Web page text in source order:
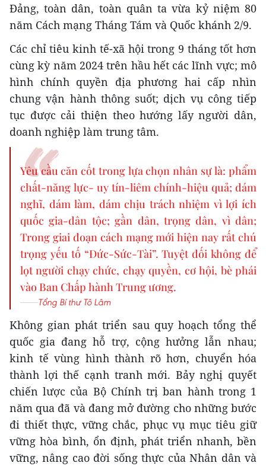
Đảng, toàn dân, toàn quân ta vừa kỷ niệm 80
năm Cách mạng Tháng Tám và Quốc khánh 2/9.
Các chỉ tiêu kinh tế-xã hội trong 9 tháng tốt hơn
cùng kỳ năm 2024 trên hầu hết các lĩnh vực; mô
hình chính quyền địa phương hai cấp nhìn
chung vận hành thông suốt; dịch vụ công tiếp
tục được cải thiện theo hướng lấy người dân,
doanh nghiệp làm trung tâm.
Yêu cầu căn cốt trong lựa chọn nhân sự là: phẩm
chất-năng lực- uy tín-liêm chính-hiệu quả; dám
nghĩ, dám làm, dám chịu trách nhiệm vì lợi ích
quốc gia-dân tộc; gần dân, trọng dân, vì dân;
Trong giai đoạn cách mạng mới hiện nay rất chú
trọng yếu tố “Đức-Sức-Tài”. Tuyệt đối không để
lọt người chạy chức, chạy quyền, cơ hội, bè phái
vào Ban Chấp hành Trung ương.
Tổng Bí thư Tô Lâm
Không gian phát triển sau quy hoạch tổng thể
quốc gia đang hỗ trợ, cộng hưởng lẫn nhau;
kinh tế vùng hình thành rõ hơn, chuyển hóa
thành lợi thế cạnh tranh mới. Bảy nghị quyết
chiến lược của Bộ Chính trị ban hành trong 1
năm qua đã và đang mở đường cho những bước
đi thiết thực, vững chắc, phục vụ mục tiêu giữ
vững hòa bình, ổn định, phát triển nhanh, bền
vững, nâng cao đời sống thực của Nhân dân và